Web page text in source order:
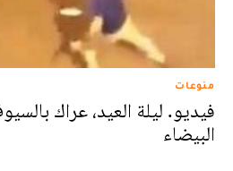
منوعات
فيديو. ليلة العيد، عراك
البيضاء